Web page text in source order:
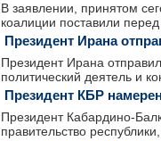
В заявлении, принятом
коалиции поставили
Президент Ирана
Президент Ирана
политический деятель и
Президент КБР
Президент Кабардино-
правительство